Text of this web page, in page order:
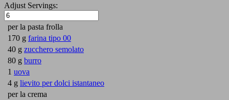
Adjust Servings:
per la pasta frolla
170 g farina tipo 00
40 g zucchero semolato
80 g burro
1 uova
4 g lievito per dolci istantaneo
per la crema